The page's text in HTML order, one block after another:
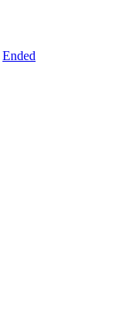
Ended